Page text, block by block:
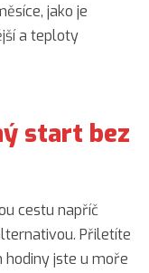
jako je
a teploty
start bez
cestu napříč
Přiletíte
jste u moře